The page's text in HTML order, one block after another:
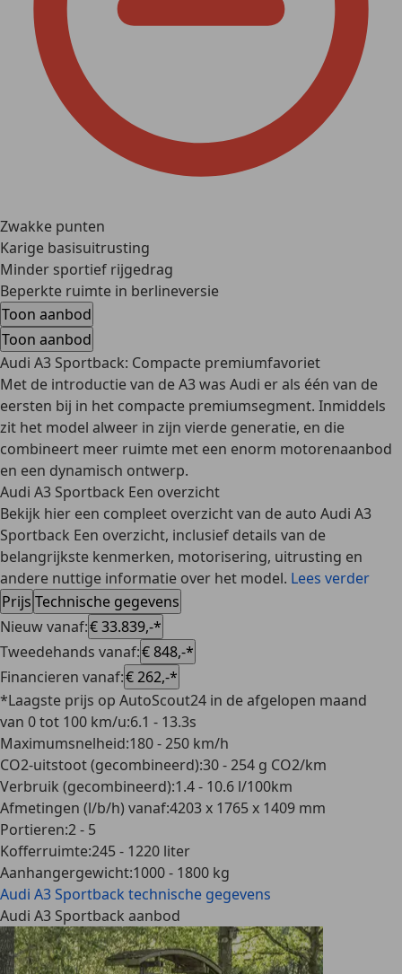
Zwakke punten
Karige basisuitrusting
Minder sportief rijgedrag
Beperkte ruimte in berlineversie
Toon aanbod
Toon aanbod
Audi A3 Sportback: Compacte premiumfavoriet
Met de introductie van de A3 was Audi er als één van de
eersten bij in het compacte premiumsegment. Inmiddels
zit het model alweer in zijn vierde generatie, en die
combineert meer ruimte met een enorm motorenaanbod
en een dynamisch ontwerp.
Audi A3 Sportback Een overzicht
Bekijk hier een compleet overzicht van de auto Audi A3
Sportback Een overzicht, inclusief details van de
belangrijkste kenmerken, motorisering, uitrusting en
andere nuttige informatie over het model. Lees verder
Prijs Technische gegevens
Nieuw vanaf:€ 33.839,-*
Tweedehands vanaf:€ 848,-*
Financieren vanaf:€ 262,-*
*Laagste prijs op AutoScout24 in de afgelopen maand
van 0 tot 100 km/u:6.1 - 13.3s
Maximumsnelheid:180 - 250 km/h
CO2-uitstoot (gecombineerd):30 - 254 g CO2/km
Verbruik (gecombineerd):1.4 - 10.6 l/100km
Afmetingen (l/b/h) vanaf:4203 x 1765 x 1409 mm
Portieren:2 - 5
Kofferruimte:245 - 1220 liter
Aanhangergewicht:1000 - 1800 kg
Audi A3 Sportback technische gegevens
Audi A3 Sportback aanbod